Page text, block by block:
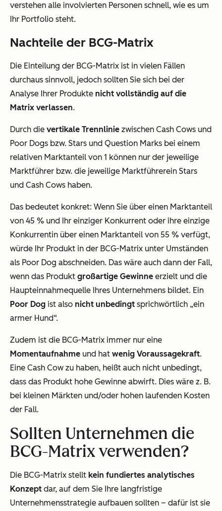
verstehen alle involvierten Personen schnell, wie es um
Ihr Portfolio steht.
Nachteile der BCG-Matrix
Die Einteilung der BCG-Matrix ist in vielen Fällen
durchaus sinnvoll, jedoch sollten Sie sich bei der
Analyse Ihrer Produkte nicht vollständig auf die
Matrix verlassen.
Durch die vertikale Trennlinie zwischen Cash Cows und
Poor Dogs bzw. Stars und Question Marks bei einem
relativen Marktanteil von 1 können nur der jeweilige
Marktführer bzw. die jeweilige Marktführerein Stars
und Cash Cows haben.
Das bedeutet konkret: Wenn Sie über einen Marktanteil
von 45 % und Ihr einziger Konkurrent oder ihre einzige
Konkurrentin über einen Marktanteil von 55 % verfügt,
würde Ihr Produkt in der BCG-Matrix unter Umständen
als Poor Dog abschneiden. Das wäre auch dann der Fall,
wenn das Produkt großartige Gewinne erzielt und die
Haupteinnahmequelle Ihres Unternehmens bildet. Ein
Poor Dog ist also nicht unbedingt sprichwörtlich „ein
armer Hund“.
Zudem ist die BCG-Matrix immer nur eine
Momentaufnahme und hat wenig Voraussagekraft.
Eine Cash Cow zu haben, heißt auch nicht unbedingt,
dass das Produkt hohe Gewinne abwirft. Dies wäre z. B.
bei kleinen Märkten und/oder hohen laufenden Kosten
der Fall.
Sollten Unternehmen die
BCG-Matrix verwenden?
Die BCG-Matrix stellt kein fundiertes analytisches
Konzept dar, auf dem Sie Ihre langfristige
Unternehmensstrategie aufbauen sollten – dafür ist sie